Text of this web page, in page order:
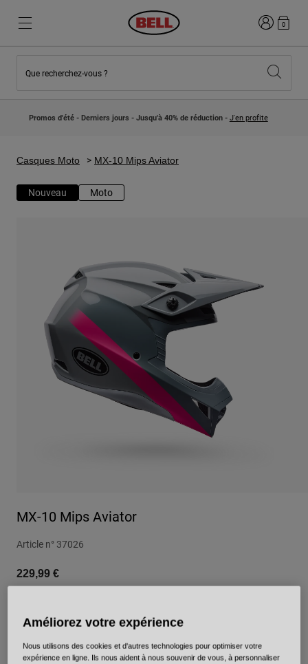
Nouveautés
Casques Motocross Enfant
Explorez Moto
Motocross
Adventure
Rétro
Pièces détachées
Nouveautés
Lifestyle
Route et Gravel
Urbain
BMX
Pièces détachées
Connexion
0
Que recherchez-vous ?
Promos d'été - Derniers jours - Jusqu'à 40% de réduction - J'en profite
Casques Moto MX-10 Mips Aviator
Nouveau Moto
MX-10 Mips Aviator
Article n° 37026
229,99 €
Améliorez votre expérience
Nous utilisons des cookies et d'autres technologies pour optimiser votre
expérience en ligne. Ils nous aident à nous souvenir de vous, à personnaliser